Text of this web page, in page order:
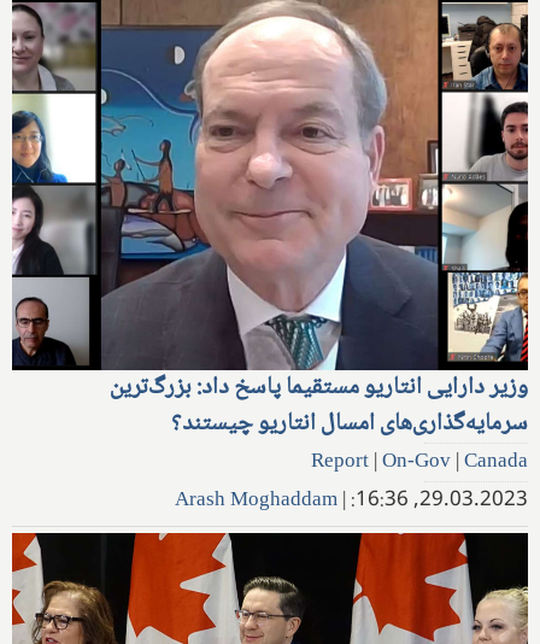
وزیر دارایی انتاریو مستقیما پاسخ داد: بزرگ‌ترین
سرمایه‌گذاری‌های امسال انتاریو چیستند؟
Report|On-Gov|Canada
29.03.2023, 16:36:
|
Arash Moghaddam